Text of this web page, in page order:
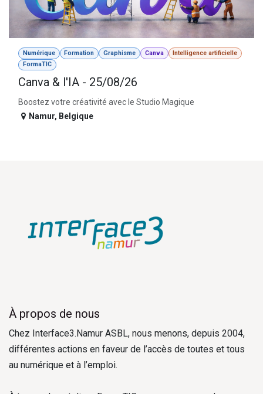
Numérique Formation Graphisme Canva
Intelligence artificielle
FormaTIC
Canva & l'IA - 25/08/26
Boostez votre créativité avec le Studio Magique
Namur, Belgique
À propos de nous
Chez Interface3.Namur ASBL, nous menons, depuis 2004,
différentes actions en faveur de l’accès de toutes et tous
au numérique et à l’emploi.